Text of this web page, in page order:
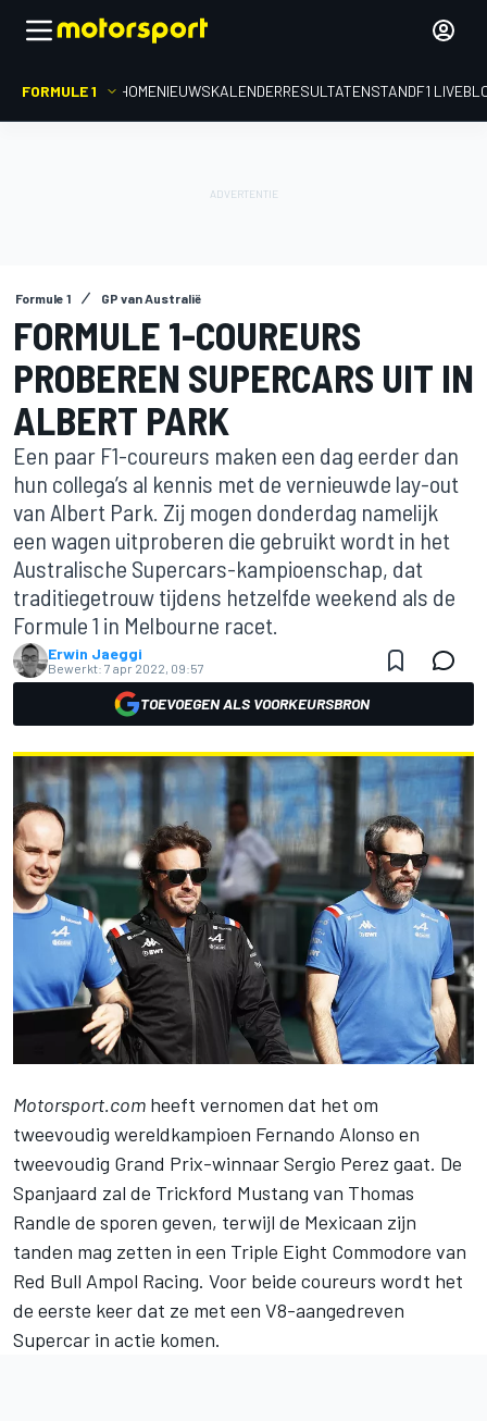
FORMULE 1 HOMENIEUWSKALENDERRESULTATENSTANDF1
Formule 1 GP van Australië
FORMULE 1-COUREURS
PROBEREN SUPERCARS UIT IN
ALBERT PARK
Een paar F1-coureurs maken een dag eerder dan
hun collega’s al kennis met de vernieuwde lay-out
van Albert Park. Zij mogen donderdag namelijk
een wagen uitproberen die gebruikt wordt in het
Australische Supercars-kampioenschap, dat
traditiegetrouw tijdens hetzelfde weekend als de
Formule 1 in Melbourne racet.
Erwin Jaeggi
Bewerkt: 7 apr 2022, 09:57
TOEVOEGEN ALS VOORKEURSBRON
Motorsport.com heeft vernomen dat het om
tweevoudig wereldkampioen Fernando Alonso en
tweevoudig Grand Prix-winnaarSergio Perez gaat. De
Spanjaard zal de Trickford Mustang van Thomas
Randle de sporen geven, terwijl de Mexicaan zijn
tanden mag zetten in een Triple Eight Commodore van
Red Bull Ampol Racing. Voor beide coureurs wordt het
de eerste keer dat ze met een V8-aangedreven
Supercar in actie komen.